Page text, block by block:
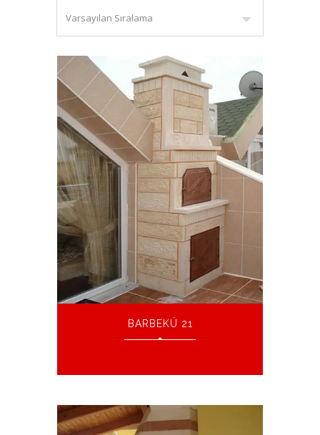
BARBEKÜ 21